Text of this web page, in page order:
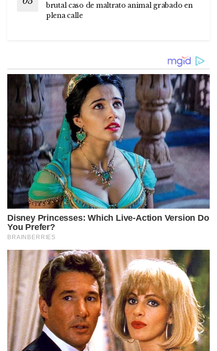
brutal caso de maltrato animal grabado en
plena calle